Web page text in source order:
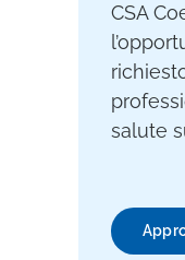
CSA
salute